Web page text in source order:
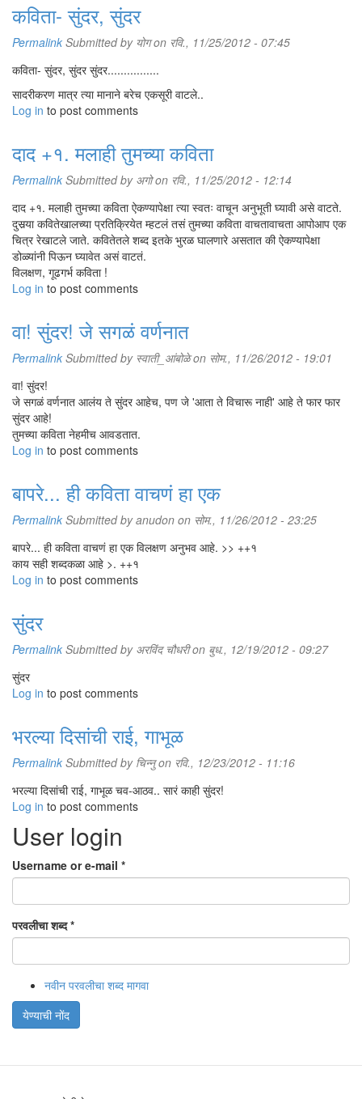
कविता- सुंदर, सुंदर
Permalink Submitted by योगon रवि., 11/25/2012 - 07:45
कविता- सुंदर, सुंदर सुंदर................
सादरीकरण मात्र त्या मानाने बरेच एकसूरी वाटले..
Log in to post comments
दाद +१. मलाही तुमच्या कविता
Permalink Submitted by अगोon रवि., 11/25/2012 - 12:14
दाद +१. मलाही तुमच्या कविता ऐकण्यापेक्षा त्या स्वतः वाचून अनुभूती घ्यावी असे वाटते.
दुसर्‍या कवितेखालच्या प्रतिक्रियेत म्हटलं तसं तुमच्या कविता वाचतावाचता आपोआप एक
चित्र रेखाटले जाते. कवितेतले शब्द इतके भुरळ घालणारे असतात की ऐकण्यापेक्षा
डोळ्यांनी पिऊन घ्यावेत असं वाटतं.
विलक्षण, गूढगर्भ कविता !
Log in to post comments
वा! सुंदर! जे सगळं वर्णनात
Permalink Submitted by स्वाती_आंबोळेon सोम., 11/26/2012 - 19:01
वा! सुंदर!
जे सगळं वर्णनात आलंय ते सुंदर आहेच, पण जे 'आता ते विचारू नाही' आहे ते फार फार
सुंदर आहे!
तुमच्या कविता नेहमीच आवडतात.
Log in to post comments
बापरे... ही कविता वाचणं हा एक
Permalink Submitted byanudon on सोम., 11/26/2012 - 23:25
बापरे... ही कविता वाचणं हा एक विलक्षण अनुभव आहे. >> ++१
काय सही शब्दकळा आहे >. ++१
Log in to post comments
सुंदर
Permalink Submitted by अरविंद चौधरीon बुध., 12/19/2012 - 09:27
सुंदर
Log in to post comments
भरल्या दिसांची राई, गाभूळ
Permalink Submitted by चिन्नुon रवि., 12/23/2012 - 11:16
भरल्या दिसांची राई, गाभूळ चव-आठव.. सारं काही सुंदर!
Log in to post comments
User login
Username or e-mail *
परवलीचा शब्द*
नवीन परवलीचा शब्द मागवा
येण्याची नोंद